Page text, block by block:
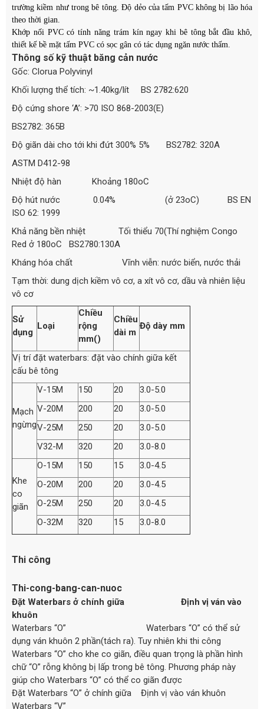
trường kiềm như trong bê tông. Độ dẻo của tấm PVC không bị lão hóa
theo thời gian.
Khớp nối PVC có tính năng trám kín ngay khi bê tông bắt đầu khô,
thiết kế bề mặt tấm PVC có sọc gân có tác dụng ngăn nước thấm.
Thông số kỹ thuật băng cản nước
Gốc: Clorua Polyvinyl
Khối lượng thể tích: ~1.40kg/lít BS 2782:620
Độ cứng shore ‘A’: >70 ISO 868-2003(E)
BS2782: 365B
Độ giãn dài cho tới khi đứt 300% 5% BS2782: 320A
ASTM D412-98
Nhiệt độ hàn Khoảng 180oC
Độ hút nước 0.04% (ở 23oC) BS EN
ISO 62: 1999
Khả năng bền nhiệt Tối thiểu 70(Thí nghiệm Congo
Red ở 180oC BS2780:130A
Kháng hóa chất Vĩnh viễn: nước biển, nước thải
Tạm thời: dung dịch kiềm vô cơ, a xít vô cơ, dầu và nhiên liệu
vô cơ
Sử
dụng
Loại
Chiều
rộng
mm()
Chiều
dài m
Độ dày mm
Vị trí đặt waterbars: đặt vào chính giữa kết
cấu bê tông
Mạch
ngừng
V-15M 150 20
3.0-5.0
V-20M
200 20
3.0-5.0
V-25M
250 20
3.0-5.0
V32-M
320 20 3.0-8.0
Khe
co
giãn
O-15M 150 15
3.0-4.5
O-20M
200 20
3.0-4.5
O-25M
250 20
3.0-4.5
O-32M
320 15 3.0-8.0
Thi công
Thi-cong-bang-can-nuoc
Đặt Waterbars ở chính giữa Định vị ván vào
khuôn
Waterbars “O” Waterbars “O” có thể sử
dụng ván khuôn 2 phần(tách ra). Tuy nhiên khi thi công
Waterbars “O” cho khe co giãn, điều quan trọng là phần hình
chữ “O” rỗng không bị lấp trong bê tông. Phương pháp này
giúp cho Waterbars “O” có thể co giãn được
Đặt Waterbars “O” ở chính giữa Định vị vào ván khuôn
Waterbars “V”